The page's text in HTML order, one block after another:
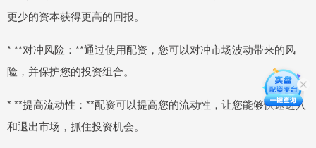
更少的资本获得更高的回报。
* **对冲风险：**通过使用配资，您可以对冲市场波动带来的风
险，并保护您的投资组合。
* **提高流动性：**配资可以提高您的流动性，让您能够快速进入
和退出市场，抓住投资机会。